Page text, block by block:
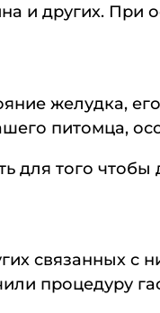
и других. При
желудка,
питомца,
для того
связанных
процедуру